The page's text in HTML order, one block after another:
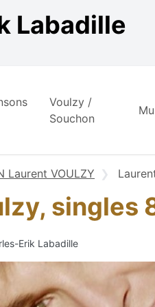
Labadille
Voulzy /
Souchon
Laurent VOULZY
singles
Erik Labadille